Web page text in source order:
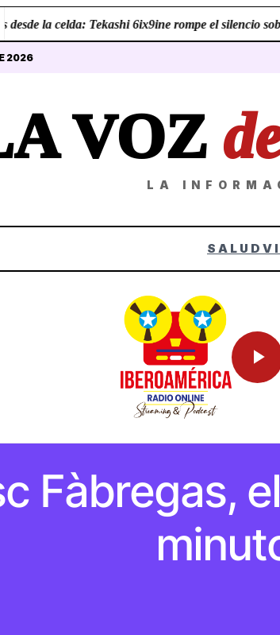
la celda: Tekashi 6ix9ine rompe el silencio
2026
VOZ
LA
SALUD
Fàbregas,